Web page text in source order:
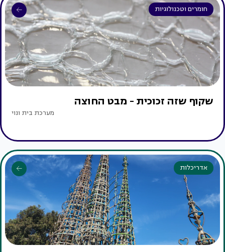
חומרים וטכנולוגיות
שקוף שזה זכוכית - מבט החוצה
מערכת בית ונוי
אדריכלות